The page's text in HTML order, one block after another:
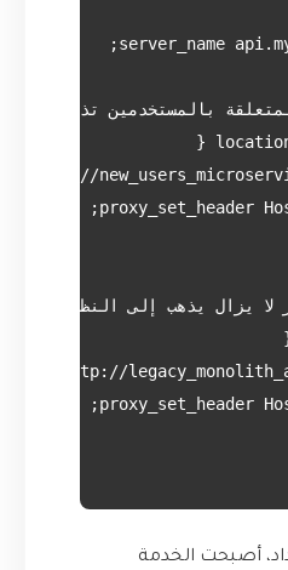
أصبحت الخدمة